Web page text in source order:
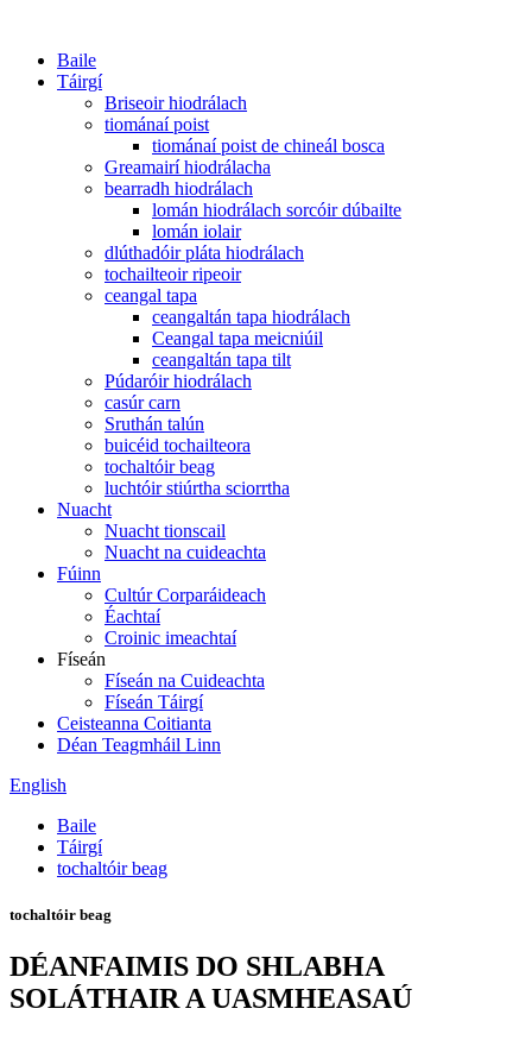
Baile
Táirgí
Briseoir hiodrálach
tiománaí poist
tiománaí poist de chineál bosca
Greamairí hiodrálacha
bearradh hiodrálach
lomán hiodrálach sorcóir dúbailte
lomán iolair
dlúthadóir pláta hiodrálach
tochailteoir ripeoir
ceangal tapa
ceangaltán tapa hiodrálach
Ceangal tapa meicniúil
ceangaltán tapa tilt
Púdaróir hiodrálach
casúr carn
Sruthán talún
buicéid tochailteora
tochaltóir beag
luchtóir stiúrtha sciorrtha
Nuacht
Nuacht tionscail
Nuacht na cuideachta
Fúinn
Cultúr Corparáideach
Éachtaí
Croinic imeachtaí
Físeán
Físeán na Cuideachta
Físeán Táirgí
Ceisteanna Coitianta
Déan Teagmháil Linn
English
Baile
Táirgí
tochaltóir beag
tochaltóir beag
DÉANFAIMIS DO SHLABHA
SOLÁTHAIR A UASMHEASAÚ